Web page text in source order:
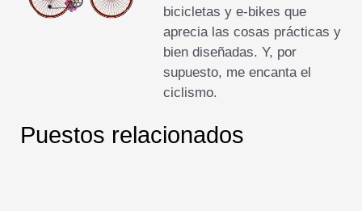
bicicletas y e-bikes que
aprecia las cosas prácticas y
bien diseñadas. Y, por
supuesto, me encanta el
ciclismo.
Puestos relacionados